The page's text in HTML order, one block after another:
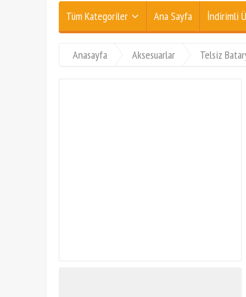
Tüm Kategoriler Ana Sayfa İndirimli
Anasayfa Aksesuarlar Telsiz